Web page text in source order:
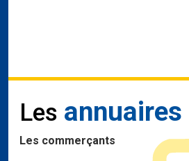
Les annuaires
Les commerçants